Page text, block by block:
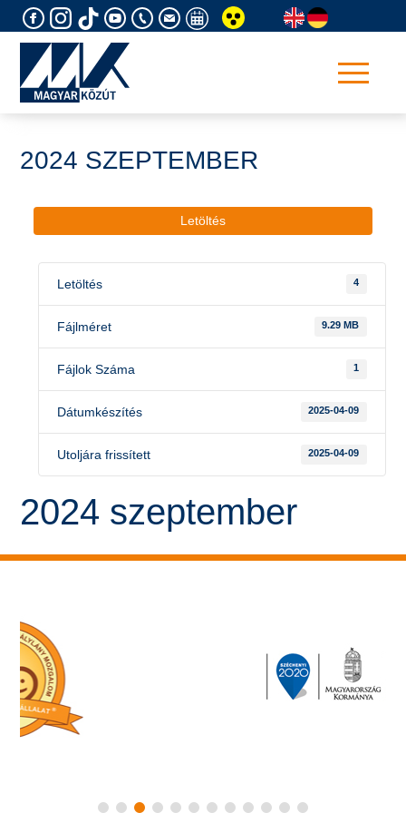
to
2024 SZEPTEMBER
Letöltés
Letöltés 4
Fájlméret 9.29 MB
Fájlok Száma 1
Dátumkészítés 2025-04-09
Utoljára frissített 2025-04-09
2024 szeptember